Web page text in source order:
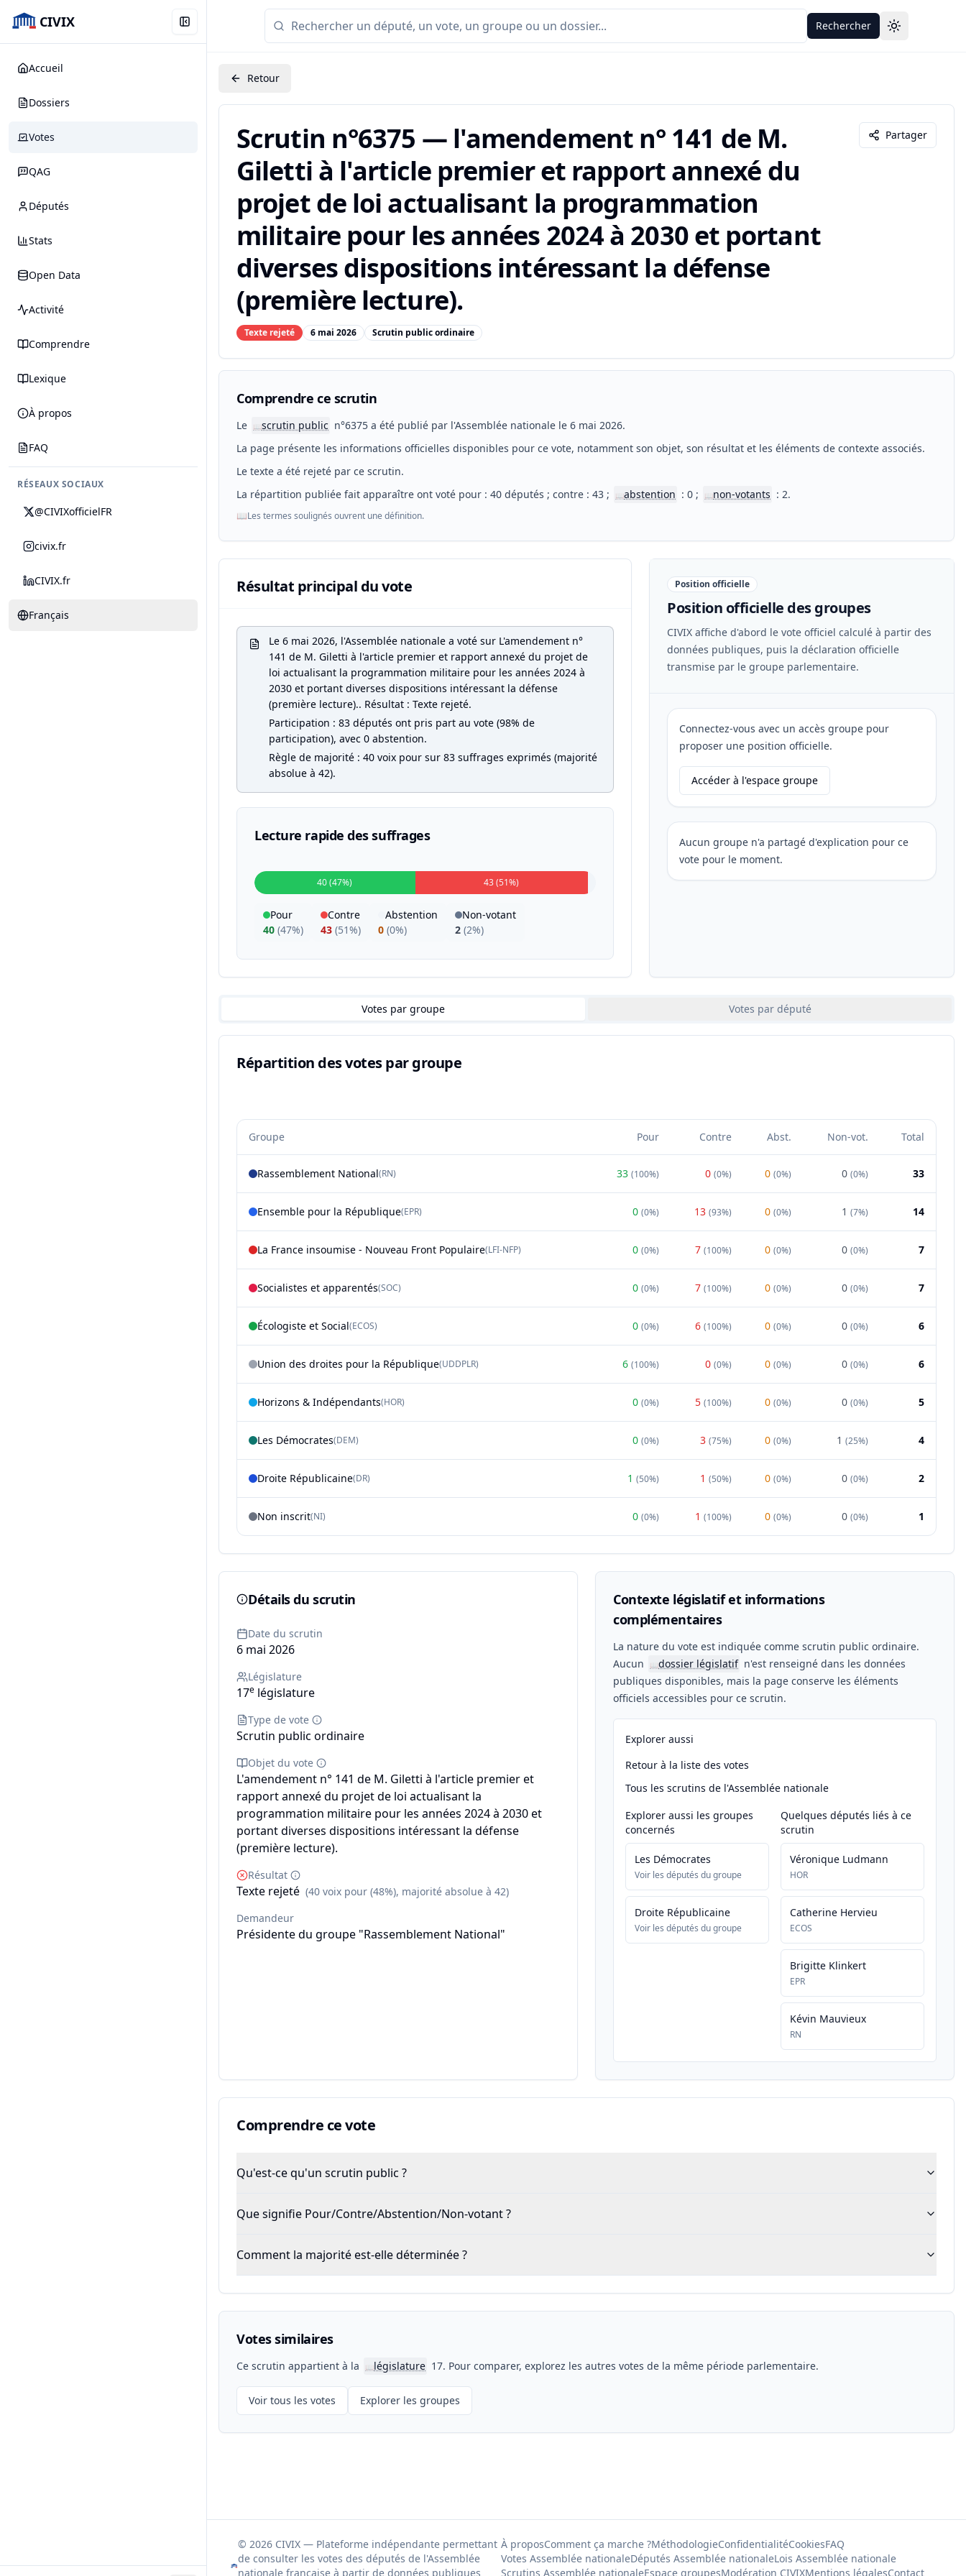
CIVIX
Accueil
Dossiers
Votes
QAG
Députés
Stats
Open Data
Activité
Comprendre
Lexique
À propos
FAQ
RÉSEAUX SOCIAUX
@CIVIXofficielFR
civix.fr
CIVIX.fr
Français
Rechercher Toggle theme
Retour
Scrutin n°6375 — l'amendement n° 141 de M.
Giletti à l'article premier et rapport annexé du
projet de loi actualisant la programmation
militaire pour les années 2024 à 2030 et portant
diverses dispositions intéressant la défense
(première lecture).
Texte rejeté 6 mai 2026 Scrutin public ordinaire
Partager
Comprendre ce scrutin
Le 📖scrutin public n°6375 a été publié par l'Assemblée nationale le 6 mai 2026.
La page présente les informations officielles disponibles pour ce vote, notamment son objet, son résultat et les éléments de contexte associés.
Le texte a été rejeté par ce scrutin.
La répartition publiée fait apparaître ont voté pour : 40 députés ; contre : 43 ;
📖abstention : 0 ; 📖non-votants : 2.
📖Les termes soulignés ouvrent une définition.
Résultat principal du vote
Le 6 mai 2026, l'Assemblée nationale a voté sur L'amendement n°
141 de M. Giletti à l'article premier et rapport annexé du projet de
loi actualisant la programmation militaire pour les années 2024 à
2030 et portant diverses dispositions intéressant la défense
(première lecture).. Résultat : Texte rejeté.
Participation : 83 députés ont pris part au vote (98% de
participation), avec 0 abstention.
Règle de majorité : 40 voix pour sur 83 suffrages exprimés (majorité
absolue à 42).
Lecture rapide des suffrages
40 (47%) 43 (51%)
Pour
40 (47%)
Contre
43 (51%)
Abstention
0 (0%)
Non-votant
2 (2%)
Position officielle
Position officielle des groupes
CIVIX affiche d'abord le vote officiel calculé à partir des
données publiques, puis la déclaration officielle
transmise par le groupe parlementaire.
Connectez-vous avec un accès groupe pour
proposer une position officielle.
Accéder à l'espace groupe
Aucun groupe n'a partagé d'explication pour ce
vote pour le moment.
Votes par groupe Votes par député
Répartition des votes par groupe
Groupe Pour Contre Abst. Non-vot. Total
Rassemblement National(RN) 33 (100%) 0 (0%) 0 (0%) 0 (0%) 33
Ensemble pour la République(EPR) 0 (0%) 13 (93%) 0 (0%) 1 (7%) 14
La France insoumise - Nouveau Front Populaire(LFI-NFP) 0 (0%) 7 (100%) 0 (0%) 0 (0%) 7
Socialistes et apparentés(SOC) 0 (0%) 7 (100%) 0 (0%) 0 (0%) 7
Écologiste et Social(ECOS) 0 (0%) 6 (100%) 0 (0%) 0 (0%) 6
Union des droites pour la République(UDDPLR) 6 (100%) 0 (0%) 0 (0%) 0 (0%) 6
Horizons & Indépendants(HOR) 0 (0%) 5 (100%) 0 (0%) 0 (0%) 5
Les Démocrates(DEM) 0 (0%) 3 (75%) 0 (0%) 1 (25%) 4
Droite Républicaine(DR) 1 (50%) 1 (50%) 0 (0%) 0 (0%) 2
Non inscrit(NI) 0 (0%) 1 (100%) 0 (0%) 0 (0%) 1
Détails du scrutin
Date du scrutin
6 mai 2026
Législature
17e législature
Type de vote
Scrutin public ordinaire
Objet du vote
L'amendement n° 141 de M. Giletti à l'article premier et
rapport annexé du projet de loi actualisant la
programmation militaire pour les années 2024 à 2030 et
portant diverses dispositions intéressant la défense
(première lecture).
Résultat
Texte rejeté (40 voix pour (48%), majorité absolue à 42)
Demandeur
Présidente du groupe "Rassemblement National"
Contexte législatif et informations
complémentaires
La nature du vote est indiquée comme scrutin public ordinaire.
Aucun
📖dossier législatif n'est renseigné dans les données
publiques disponibles, mais la page conserve les éléments
officiels accessibles pour ce scrutin.
Explorer aussi
Retour à la liste des votes
Tous les scrutins de l'Assemblée nationale
Explorer aussi les groupes
concernés
Les Démocrates
Voir les députés du groupe
Droite Républicaine
Voir les députés du groupe
Quelques députés liés à ce
scrutin
Véronique Ludmann
HOR
Catherine Hervieu
ECOS
Brigitte Klinkert
EPR
Kévin Mauvieux
RN
Comprendre ce vote
Qu'est-ce qu'un scrutin public ?
Que signifie Pour/Contre/Abstention/Non-votant ?
Comment la majorité est-elle déterminée ?
Votes similaires
Ce scrutin appartient à la 📖législature 17. Pour comparer, explorez les autres votes de la même période parlementaire.
Voir tous les votes Explorer les groupes
© 2026 CIVIX — Plateforme indépendante permettant
de consulter les votes des députés de l'Assemblée
nationale française à partir de données publiques
À proposComment ça marche ?MéthodologieConfidentialitéCookiesFAQ
Votes Assemblée nationaleDéputés Assemblée nationaleLois Assemblée nationale
Scrutins Assemblée nationaleEspace groupesModération CIVIXMentions légalesContact